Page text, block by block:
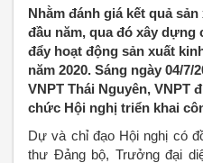
Nhằm đánh giá kết quả
đầu năm, qua đó xây dựng
đẩy hoạt động sản xuất
năm 2020. Sáng ngày 04/7/
VNPT Thái Nguyên, VNPT
chức Hội nghị triển khai
Dự và chỉ đạo Hội nghị có
thư Đảng bộ, Trưởng đại